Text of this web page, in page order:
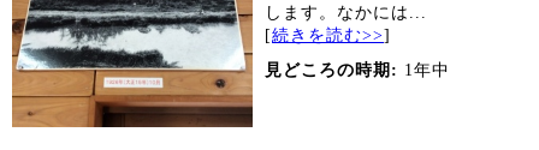
します。なかには...
[続きを読む>>]
見どころの時期: 1年中